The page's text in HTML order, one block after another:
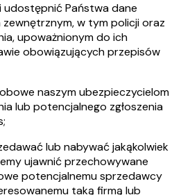
udostępnić Państwa dane
w tym policji oraz
upoważnionym do ich
obowiązujących przepisów
naszym ubezpieczycielom
lub potencjalnego zgłoszenia
lub nabywać jakąkolwiek
ujawnić przechowywane
potencjalnemu sprzedawcy
taką firmą lub